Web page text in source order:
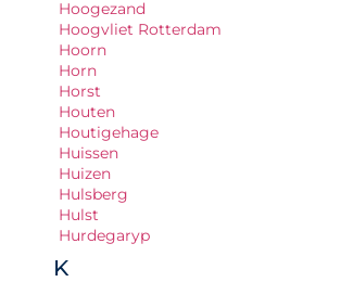
Hoogezand
Hoogvliet Rotterdam
Hoorn
Horn
Horst
Houten
Houtigehage
Huissen
Huizen
Hulsberg
Hulst
Hurdegaryp
K